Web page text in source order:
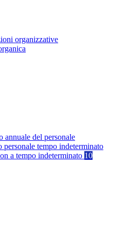
organizzative
annuale del personale
personale tempo indeterminato
a tempo indeterminato 10